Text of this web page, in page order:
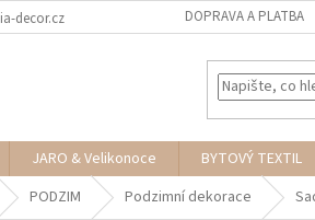
decor.cz DOPRAVA A PLATBA
JARO & Velikonoce BYTOVÝ TEXTIL
PODZIM Podzimní dekorace